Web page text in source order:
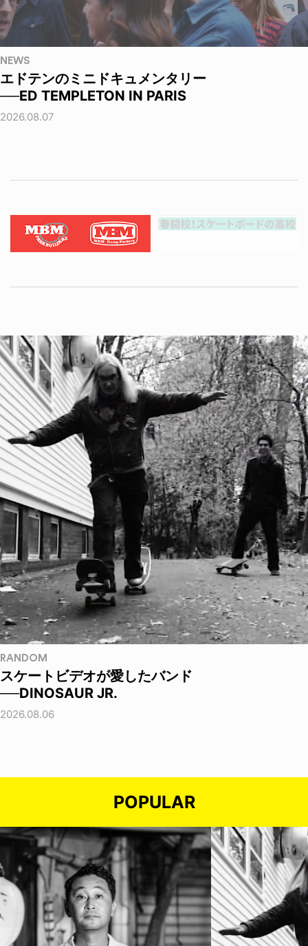
NEWS
エドテンのミニドキュメンタリー
──ED TEMPLETON IN PARIS
2026.08.07
RANDOM
スケートビデオが愛したバンド
──DINOSAUR JR.
2026.08.06
POPULAR